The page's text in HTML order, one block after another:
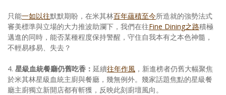
只能一如以往默默期盼，在米其林百年蘊積至今所造就的強勢法式
審美標準與立場的大力推波助瀾下，我們在往Fine Dining之路積極
邁進的同時，能否某種程度保持警醒，守住自我本有之本色神髓，
不輕易移易、失去？
4. 星級血統餐廳仍舊吃香： 延續往年作風 ，新進榜者仍舊大幅聚焦
於米其林星級血統主廚與餐廳，幾無例外。幾家話題焦點的星級餐
廳主廚獨立新開店都有斬獲，反映此刻廚壇風向。